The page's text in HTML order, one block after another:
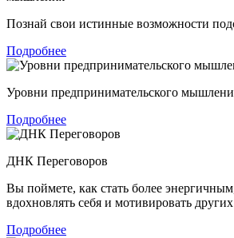
Познай свои истинные возможности
Подробнее
Уровни предпринимательского
Подробнее
ДНК Переговоров
Вы поймете, как стать более
вдохновлять себя и мотивировать других
Подробнее